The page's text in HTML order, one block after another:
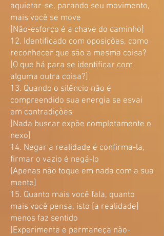
aquietar-se, parando seu movimento,
mais você se move
[Não-esforço é a chave do caminho]
12. Identificado com oposições, como
reconhecer que são a mesma coisa?
[O que há para se identificar com
alguma outra coisa?]
13. Quando o silêncio não é
compreendido sua energia se esvai
em contradições
[Nada buscar expõe completamente o
nexo]
14. Negar a realidade é confirma-la,
firmar o vazio é negá-lo
[Apenas não toque em nada com a sua
mente]
15. Quanto mais você fala, quanto
mais você pensa, isto [a realidade]
menos faz sentido
[Experimente e permaneça não-